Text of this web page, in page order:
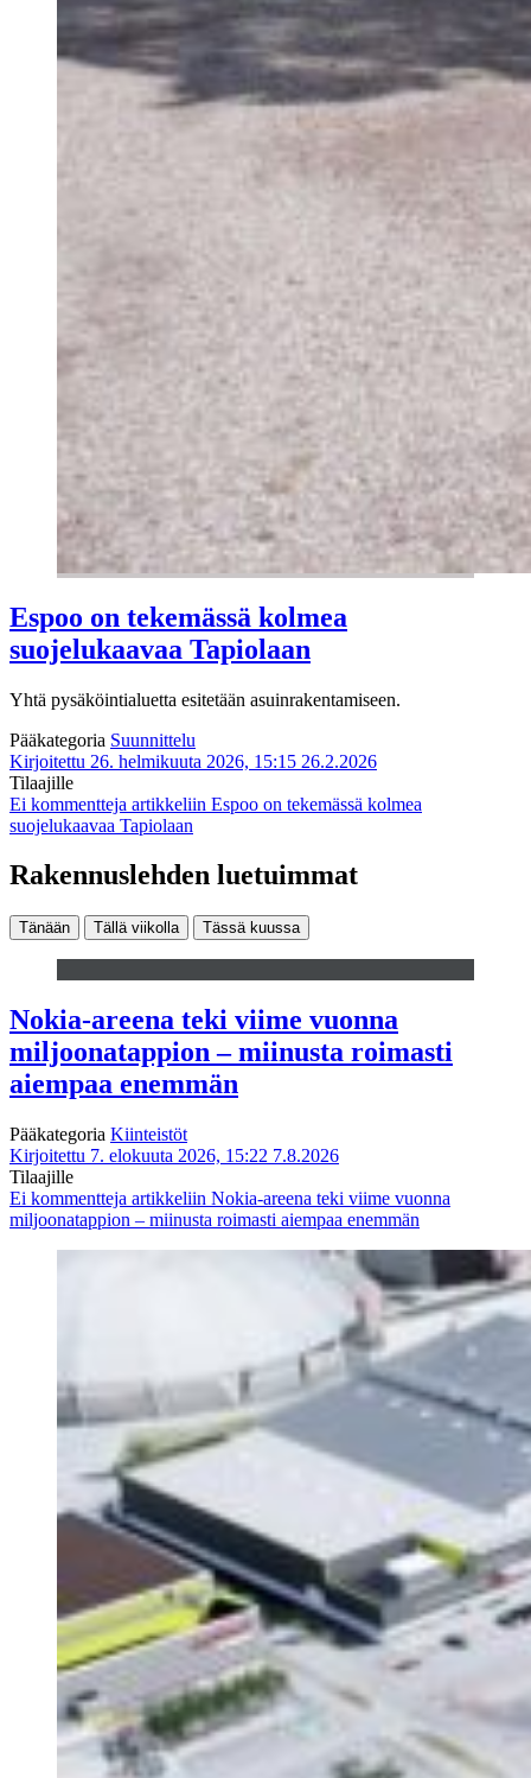
Espoo on tekemässä kolmea
suojelukaavaa Tapiolaan
Yhtä pysäköintialuetta esitetään asuinrakentamiseen.
Pääkategoria Suunnittelu
Kirjoitettu 26. helmikuuta 2026, 15:15 26.2.2026
Tilaajille
Ei kommentteja artikkeliin Espoo on tekemässä kolmea
suojelukaavaa Tapiolaan
Rakennuslehden luetuimmat
Tänään Tällä viikolla Tässä kuussa
Nokia-areena teki viime vuonna
miljoonatappion – miinusta roimasti
aiempaa enemmän
Pääkategoria Kiinteistöt
Kirjoitettu 7. elokuuta 2026, 15:22 7.8.2026
Tilaajille
Ei kommentteja artikkeliin Nokia-areena teki viime vuonna
miljoonatappion – miinusta roimasti aiempaa enemmän